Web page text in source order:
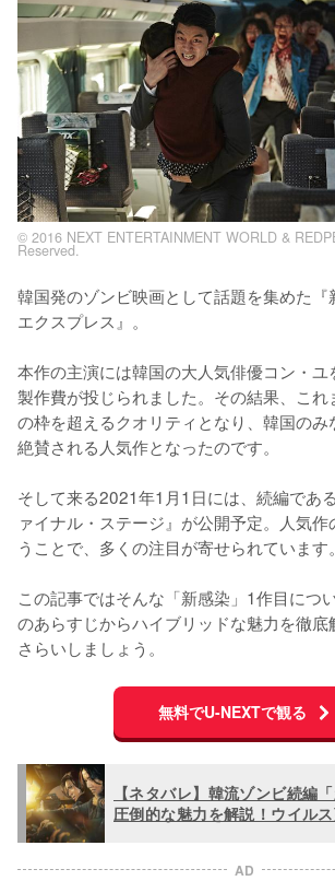
© 2016 NEXT ENTERTAINMENT WORLD &
Reserved.
韓国発のゾンビ映画として話題を集めた
エクスプレス』。
本作の主演には韓国の大人気俳優コン・ユ
製作費が投じられました。その結果、こ
の枠を超えるクオリティとなり、韓国のみ
絶賛される人気作となったのです。
そして来る2021年1月1日には、続編であ
ァイナル・ステージ』が公開予定。人気
うことで、多くの注目が寄せられています。
この記事ではそんな「新感染」1作目につ
のあらすじからハイブリッドな魅力を徹底
さらいしましょう。
無料でU-NEXTで観る
【ネタバレ】韓流ゾンビ続編
圧倒的な魅力を解説！ウイル
AD